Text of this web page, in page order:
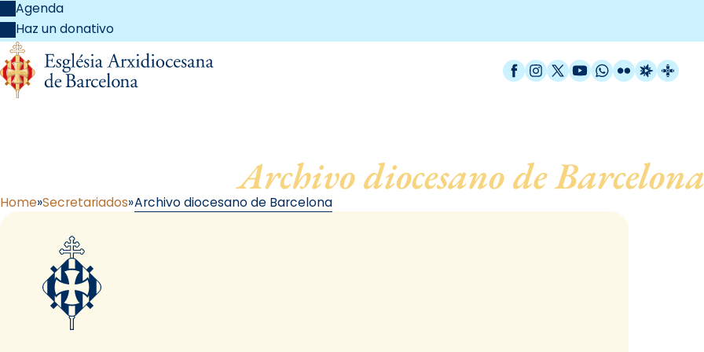
Agenda
Haz un donativo
Facebook
Instagram
X / Twitter
YouTube
WhatsApp
FlickrRadio
Archivo diocesano de Barcelona
Home Secretariados Archivo diocesano de Barcelona